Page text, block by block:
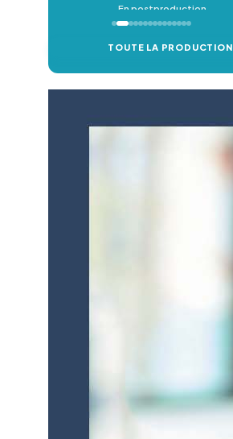
En postproduction
TOUTE LA PRODUCTION